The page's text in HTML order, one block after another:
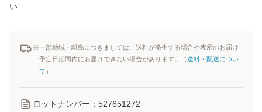
い
※一部地域・離島につきましては、送料が発生する場合や表示のお届け
予定日期間内にお届けできない場合があります。（送料・配送につい
て ）
ロットナンバー： 527651272